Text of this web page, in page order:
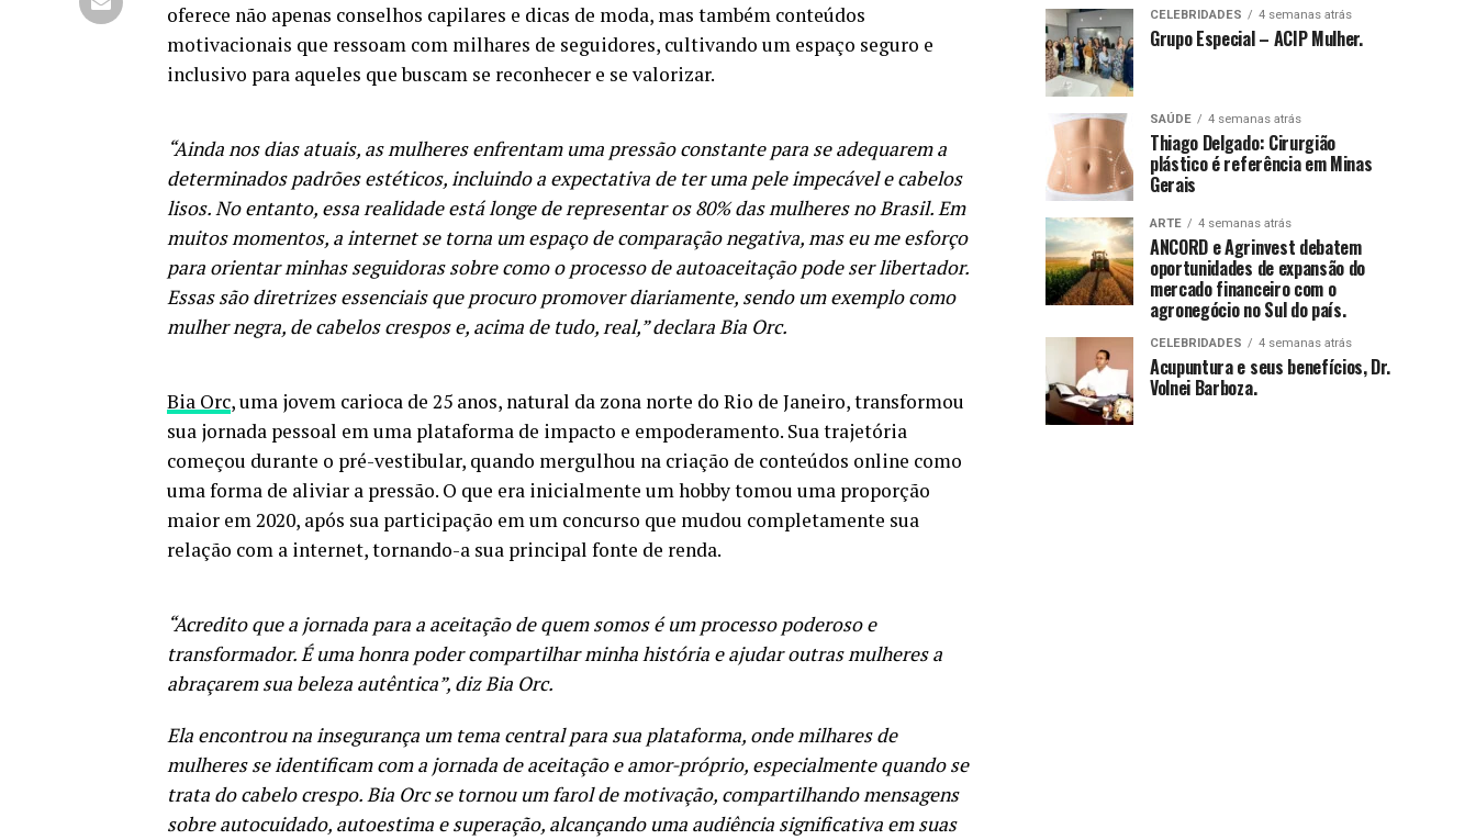
oferece não apenas conselhos capilares e dicas de moda, mas também conteúdos
motivacionais que ressoam com milhares de seguidores, cultivando um espaço seguro e
inclusivo para aqueles que buscam se reconhecer e se valorizar.
“Ainda nos dias atuais, as mulheres enfrentam uma pressão constante para se adequarem a
determinados padrões estéticos, incluindo a expectativa de ter uma pele impecável e cabelos
lisos. No entanto, essa realidade está longe de representar os 80% das mulheres no Brasil. Em
muitos momentos, a internet se torna um espaço de comparação negativa, mas eu me esforço
para orientar minhas seguidoras sobre como o processo de autoaceitação pode ser libertador.
Essas são diretrizes essenciais que procuro promover diariamente, sendo um exemplo como
mulher negra, de cabelos crespos e, acima de tudo, real,” declara Bia Orc.
Bia Orc, uma jovem carioca de 25 anos, natural da zona norte do Rio de Janeiro, transformou
sua jornada pessoal em uma plataforma de impacto e empoderamento. Sua trajetória
começou durante o pré-vestibular, quando mergulhou na criação de conteúdos online como
uma forma de aliviar a pressão. O que era inicialmente um hobby tomou uma proporção
maior em 2020, após sua participação em um concurso que mudou completamente sua
relação com a internet, tornando-a sua principal fonte de renda.
“Acredito que a jornada para a aceitação de quem somos é um processo poderoso e
transformador. É uma honra poder compartilhar minha história e ajudar outras mulheres a
abraçarem sua beleza autêntica”, diz Bia Orc.
Ela encontrou na insegurança um tema central para sua plataforma, onde milhares de
mulheres se identificam com a jornada de aceitação e amor-próprio, especialmente quando se
trata do cabelo crespo. Bia Orc se tornou um farol de motivação, compartilhando mensagens
sobre autocuidado, autoestima e superação, alcançando uma audiência significativa em suas
CELEBRIDADES 4 semanas atrás
Grupo Especial – ACIP Mulher.
SAÚDE 4 semanas atrás
Thiago Delgado: Cirurgião
plástico é referência em Minas
Gerais
ARTE 4 semanas atrás
ANCORD e Agrinvest debatem
oportunidades de expansão do
mercado financeiro com o
agronegócio no Sul do país.
CELEBRIDADES 4 semanas atrás
Acupuntura e seus benefícios, Dr.
Volnei Barboza.